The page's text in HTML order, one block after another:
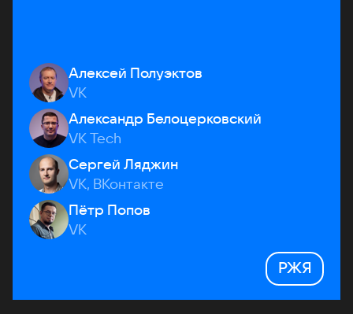
Алексей Полуэктов
VK
Александр Белоцерковский
VK Tech
Сергей Ляджин
VK, ВКонтакте
Пётр Попов
VK
РЖЯ